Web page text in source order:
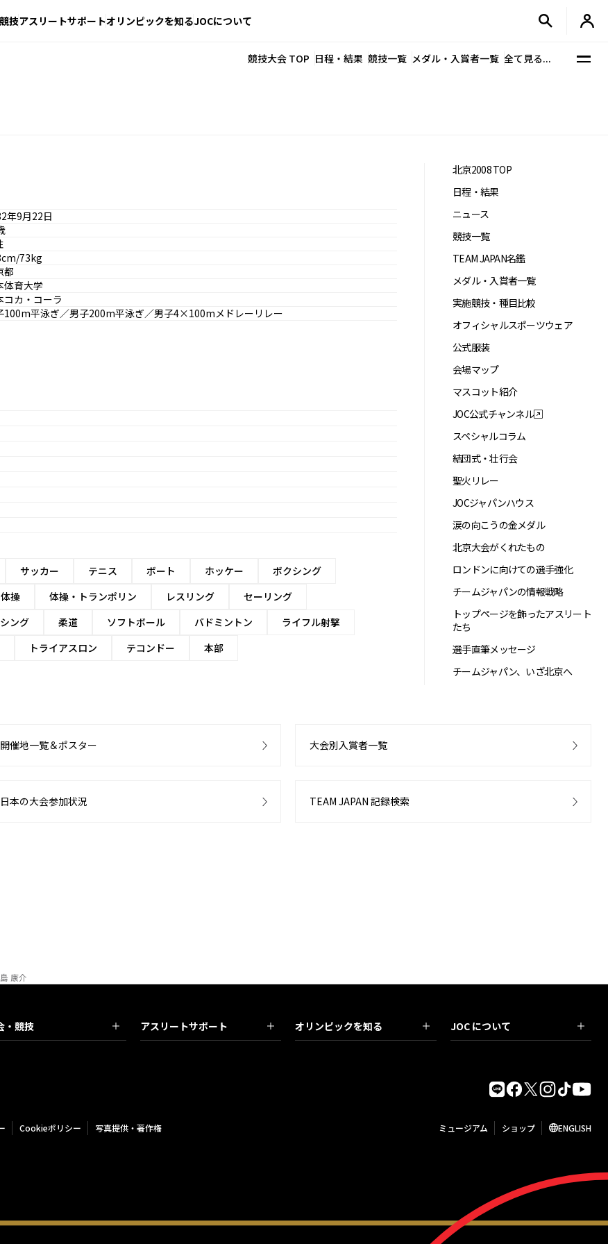
技アスリートサポートオリンピックを知るJOCについて
競技大会 TOP 日程・結果 競技一覧 メダル・入賞者一覧 全て見る...
年9月22日
73kg
都
体育大学
コカ・コーラ
100m平泳ぎ／男子200m平泳ぎ／男子4×100mメドレーリレー
サッカー テニス ボート ホッケー
ボクシング
操 体操・トランポリン レスリング
セーリング
ング 柔道 ソフトボール バドミントン
ライフル射撃
トライアスロン テコンドー 本部
北京2008 TOP
日程・結果
ニュース
競技一覧
TEAM JAPAN名鑑
メダル・入賞者一覧
実施競技・種目比較
オフィシャルスポーツウェア
公式服装
会場マップ
マスコット紹介
JOC公式チャンネル
スペシャルコラム
結団式・壮行会
聖火リレー
JOCジャパンハウス
涙の向こうの金メダル
北京大会がくれたもの
ロンドンに向けての選手強化
チームジャパンの情報戦略
トップページを飾ったアスリート
たち
選手直筆メッセージ
チームジャパン、いざ北京へ
開催地一覧＆ポスター 大会別入賞者一覧
日本の大会参加状況 TEAM JAPAN 記録検索
康介
・競技 アスリートサポート オリンピックを知る JOC について
Cookieポリシー 写真提供・著作権 ミュージアム ショップ ENGLISH